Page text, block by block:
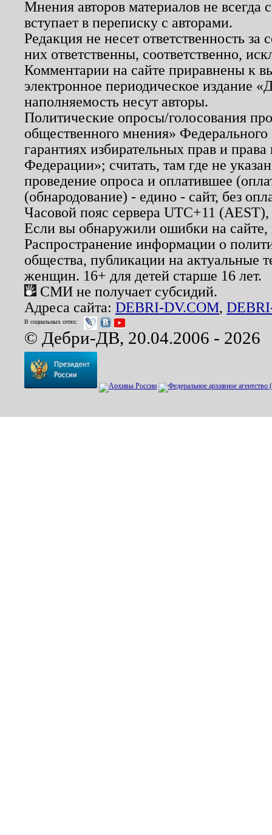
Мнения авторов материалов не
вступает в переписку с авторами.
Редакция не несет ответственность
них ответственны, соответственно,
Комментарии на сайте приравнены к
электронное периодическое издание
наполняемость несут авторы.
Политические опросы/голосования
общественного мнения»
гарантиях избирательных прав и
Федерации»; считать, там где не
проведение опроса и оплатившее
(обнародование) - едино - сайт, без
Часовой пояс сервера UTC+11
Если вы обнаружили ошибки на
Распространение информации о
общества, публикации на актуальные
женщин. 16+ для детей старше 16 лет.
СМИ не получает субсидий.
Адреса сайта: DEBRI-DV.COM,
В социальных сетях:
© Дебри-ДВ, 20.04.2006 - 2026